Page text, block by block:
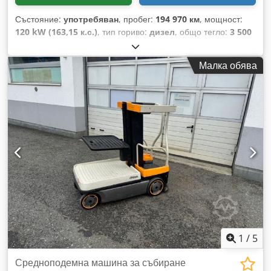
Състояние: употребяван, пробег: 194 970 км, мощност:
120 kW (163,15 к.с.), тип гориво: дизел, общо тегло: 3 500
, максимално тегло на товара:
регистрация:04/2017, клас емисии:Евро 6, За
информация Csdpey Dtm Eefx Adporf
Малка обява
1 / 5
Средноподемна машина за събиране